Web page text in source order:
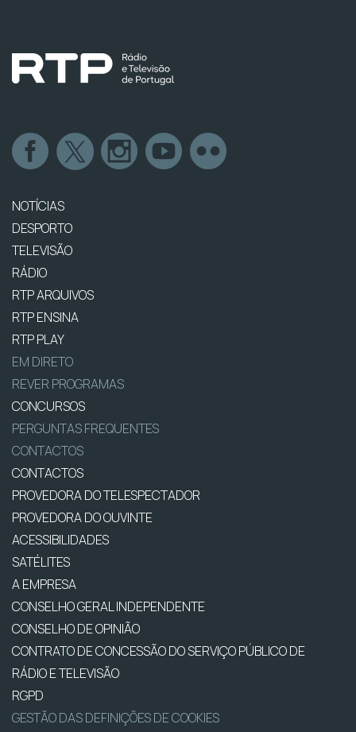
NOTÍCIAS
DESPORTO
TELEVISÃO
RÁDIO
RTP ARQUIVOS
RTP ENSINA
RTP PLAY
EM DIRETO
REVER PROGRAMAS
CONCURSOS
PERGUNTAS FREQUENTES
CONTACTOS
CONTACTOS
PROVEDORA DO TELESPECTADOR
PROVEDORA DO OUVINTE
ACESSIBILIDADES
SATÉLITES
A EMPRESA
CONSELHO GERAL INDEPENDENTE
CONSELHO DE OPINIÃO
CONTRATO DE CONCESSÃO DO SERVIÇO PÚBLICO DE
RÁDIO E TELEVISÃO
RGPD
GESTÃO DAS DEFINIÇÕES DE COOKIES